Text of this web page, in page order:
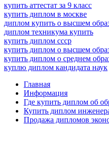
купить аттестат за 9 класс
купить диплом в москве
диплом купить о высшем
диплом техникума купить
купить диплом ссср
купить диплом о высшем
купить диплом о среднем
куплю диплом кандидата наук
Главная
Информация
Где купить диплом об
Купить диплом
Продажа дипломов